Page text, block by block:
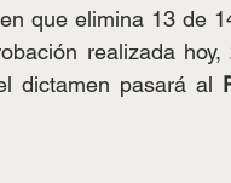
que elimina 13 de
realizada
dictamen pasará al